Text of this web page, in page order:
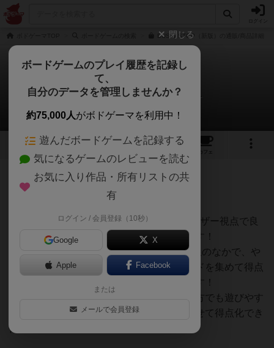
BUS & STOP（新版）の通販/商品詳細
バス＆ストップ：新版
オグランド（Oguland）さんのレビュー
2 1
カフェ
111名 0名 2ヶ月前
ボードゲームを1,000個以上持っているユーザー視点で良
かった点と悪かった点の両面から紹介します！
バス&ストップは、１０枚のカード保有上限のなかで、や
りくりしてなるべく多くの同じ種類のカードを集めて得点
化することを目指す面白いカードゲームです！
アクションは２種類だけなので、初心者の方でも遊びやす
いです。大量に同じ種類のカードを下車させて得点化でき
たときが楽しいです。
閉じる
ボードゲームのプレイ履歴を記録し
て、
自分のデータを管理しませんか？
約75,000人がボドゲーマを利用中！
遊んだボードゲームを記録する
気になるゲームのレビューを読む
お気に入り作品・所有リストの共
有
ログイン / 会員登録（10秒）
Google X
Apple Facebook
または
メールで会員登録